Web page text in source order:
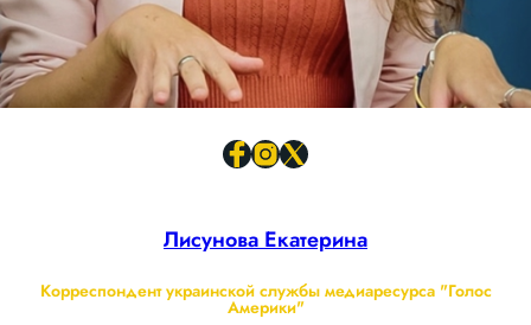
Лисунова Екатерина
Корреспондент украинской службы медиаресурса "Голос
Америки"